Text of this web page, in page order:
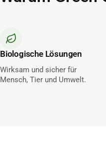
Biologische Lösungen
Wirksam und sicher für
Mensch, Tier und Umwelt.